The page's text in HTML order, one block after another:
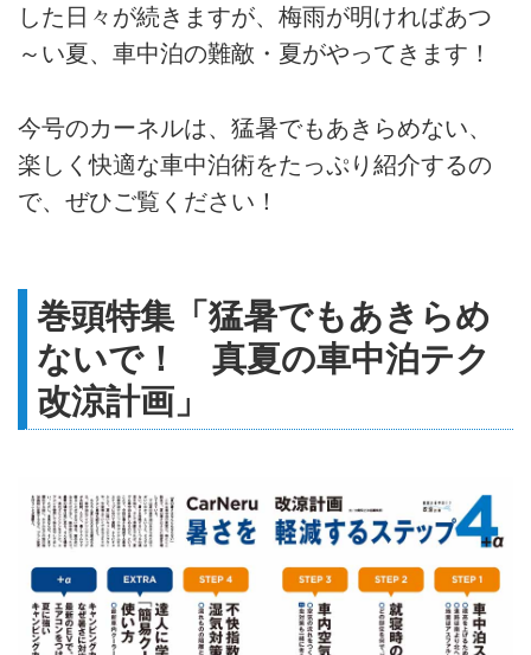
した日々が続きますが、梅雨が明ければあつ
～い夏、車中泊の難敵・夏がやってきます！
今号のカーネルは、猛暑でもあきらめない、
楽しく快適な車中泊術をたっぷり紹介するの
で、ぜひご覧ください！
巻頭特集「猛暑でもあきらめ
ないで！ 真夏の車中泊テク
改涼計画」